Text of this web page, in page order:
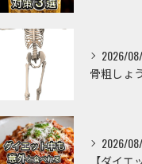
2026/
2026/